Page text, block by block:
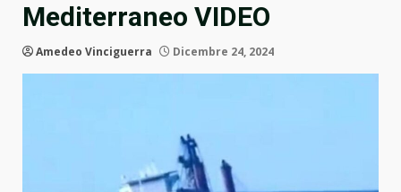
Mediterraneo VIDEO
Amedeo Vinciguerra Dicembre 24, 2024